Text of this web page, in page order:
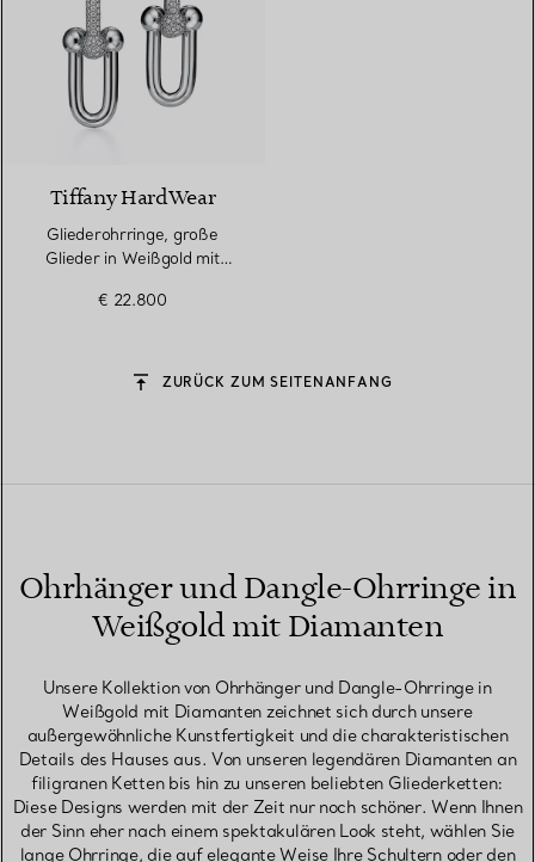
Tiffany HardWear
Gliederohrringe, große
Glieder in Weißgold mit
€ 22.800
ZURÜCK ZUM SEITENANFANG
Ohrhänger und Dangle-Ohrringe in
Weißgold mit Diamanten
Unsere Kollektion von Ohrhänger und Dangle-Ohrringe in
Weißgold mit Diamanten zeichnet sich durch unsere
außergewöhnliche Kunstfertigkeit und die charakteristischen
Details des Hauses aus. Von unseren legendären Diamanten an
filigranen Ketten bis hin zu unseren beliebten Gliederketten:
Diese Designs werden mit der Zeit nur noch schöner. Wenn Ihnen
der Sinn eher nach einem spektakulären Look steht, wählen Sie
lange Ohrringe, die auf elegante Weise Ihre Schultern oder den